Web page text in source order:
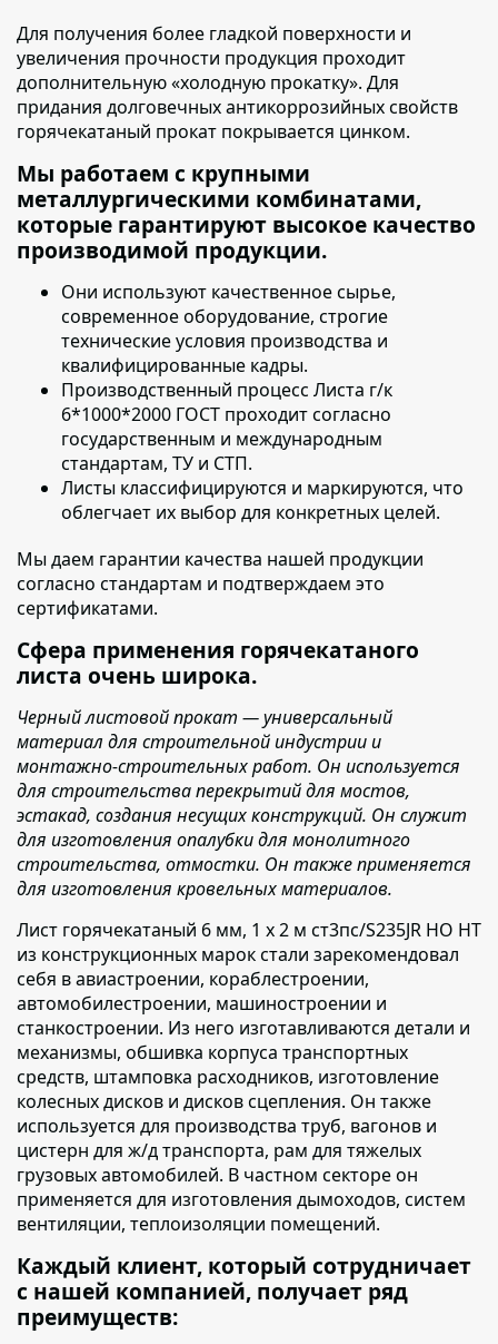
Для получения более гладкой поверхности и
увеличения прочности продукция проходит
дополнительную «холодную прокатку». Для
придания долговечных антикоррозийных свойств
горячекатаный прокат покрывается цинком.
Мы работаем с крупными
металлургическими комбинатами,
которые гарантируют высокое качество
производимой продукции.
Они используют качественное сырье,
современное оборудование, строгие
технические условия производства и
квалифицированные кадры.
Производственный процесс Листа г/к
6*1000*2000 ГОСТ проходит согласно
государственным и международным
стандартам, ТУ и СТП.
Листы классифицируются и маркируются, что
облегчает их выбор для конкретных целей.
Мы даем гарантии качества нашей продукции
согласно стандартам и подтверждаем это
сертификатами.
Сфера применения горячекатаного
листа очень широка.
Черный листовой прокат — универсальный
материал для строительной индустрии и
монтажно-строительных работ. Он используется
для строительства перекрытий для мостов,
эстакад, создания несущих конструкций. Он служит
для изготовления опалубки для монолитного
строительства, отмостки. Он также применяется
для изготовления кровельных материалов.
Лист горячекатаный 6 мм, 1 х 2 м ст3пс/S235JR НО НТ
из конструкционных марок стали зарекомендовал
себя в авиастроении, кораблестроении,
автомобилестроении, машиностроении и
станкостроении. Из него изготавливаются детали и
механизмы, обшивка корпуса транспортных
средств, штамповка расходников, изготовление
колесных дисков и дисков сцепления. Он также
используется для производства труб, вагонов и
цистерн для ж/д транспорта, рам для тяжелых
грузовых автомобилей. В частном секторе он
применяется для изготовления дымоходов, систем
вентиляции, теплоизоляции помещений.
Каждый клиент, который сотрудничает
с нашей компанией, получает ряд
преимуществ: